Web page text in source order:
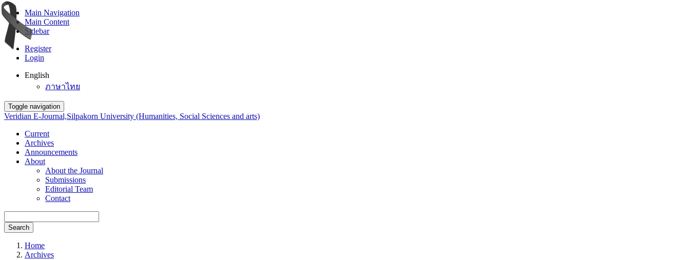
Main Navigation
Main Content
Sidebar
Register
Login
English
ภาษาไทย
Toggle navigation
Veridian E-Journal,Silpakorn University (Humanities, Social Sciences and arts)
Current
Archives
Announcements
About
About the Journal
Submissions
Editorial Team
Contact
Search
Home
Archives